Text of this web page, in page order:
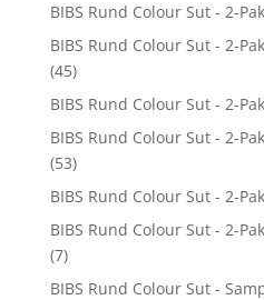
BIBS Rund Colour Sut - 2-
BIBS Rund Colour Sut - 2-
(45)
BIBS Rund Colour Sut - 2-
BIBS Rund Colour Sut - 2-
(53)
BIBS Rund Colour Sut - 2-
BIBS Rund Colour Sut - 2-
(7)
BIBS Rund Colour Sut -